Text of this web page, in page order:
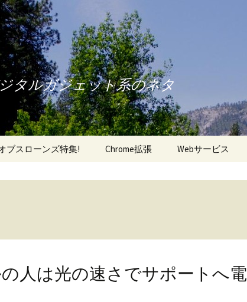
タルガジェット系のネタ
ブスローンズ特集! Chrome拡張 Webサービス
人は光の速さでサポートへ電